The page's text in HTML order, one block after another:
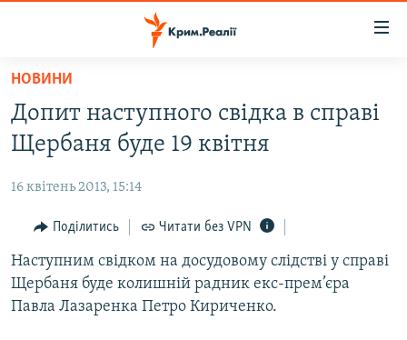
Перейти
основного
матеріалу
Перейти
до
навігації
Перейти
до
пошуку
ВОДА.КРИМ
ВІДЕО ТА ФОТО
ПОЛІТИКА
БЛОГИ
ПОГЛЯД
ІНТЕРВ'Ю
НОВИНИ
Допит наступного свідка в справі
Щербаня буде 19 квітня
16 квітень 2013, 15:14
Поділитись Читати без VPN
Наступним свідком на досудовому слідстві у справі
Щербаня буде колишній радник екс-прем’єра
Павла Лазаренка Петро Кириченко.